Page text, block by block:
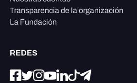
Transparencia de la organización
La Fundación
REDES